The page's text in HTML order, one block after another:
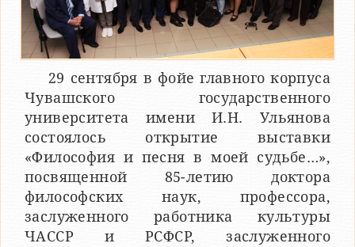
29 сентября в фойе главного корпуса
Чувашского государственного
университета имени И.Н. Ульянова
состоялось открытие выставки
«Философия и песня в моей судьбе…»,
посвященной 85-летию доктора
философских наук, профессора,
заслуженного работника культуры
ЧАССР и РСФСР, заслуженного